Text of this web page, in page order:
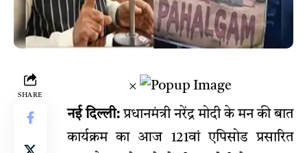
SHARE
×
नई दिल्ली:प्रधानमंत्री नरेंद्र मोदी के मन की बात
कार्यक्रम का आज 121वां एपिसोड प्रसारित